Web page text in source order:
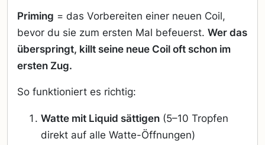
Priming = das Vorbereiten einer neuen Coil,
bevor du sie zum ersten Mal befeuerst. Wer das
überspringt, killt seine neue Coil oft schon im
ersten Zug.
So funktioniert es richtig:
Watte mit Liquid sättigen (5–10 Tropfen
direkt auf alle Watte-Öffnungen)